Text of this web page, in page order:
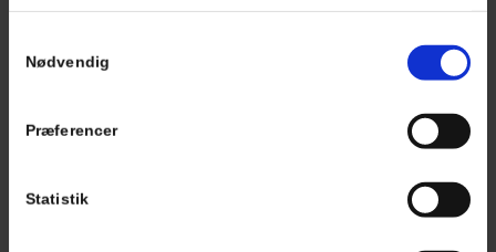
Nødvendig
Præferencer
Statistik
Har du brug for løbende service, kan vi tilbyde dette. Vi hjælper
blandt andet boligforeninger, ejerforeninger,
VVS til at tænde og slukke for varmen.
Vi vægter god rådgivning og kvalitet højt. Vi vil gerne efterlade